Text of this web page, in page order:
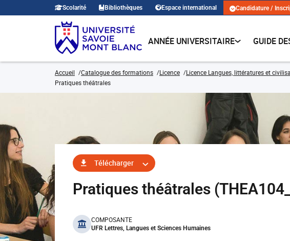
Scolarité Bibliothèques Espace international Candidature /
ANNÉE UNIVERSITAIRE GUIDE
Accueil Catalogue des formations Licence Licence Langues, littératures et
Pratiques théâtrales
Télécharger
Pratiques théâtrales
benefits
COMPOSANTE
UFR Lettres, Langues et Sciences Humaines